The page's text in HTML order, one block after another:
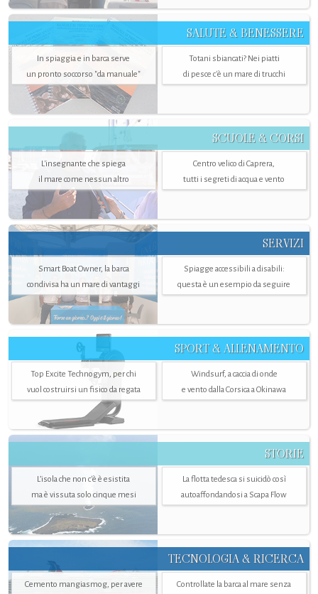
SALUTE & BENESSERE
In spiaggia e in barca serve
un pronto soccorso "da manuale"
Totani sbiancati? Nei piatti
di pesce c'è un mare di trucchi
SCUOLE & CORSI
L'insegnante che spiega
il mare come nessun altro
Centro velico di Caprera,
tutti i segreti di acqua e vento
SERVIZI
Smart Boat Owner, la barca
condivisa ha un mare di vantaggi
Spiagge accessibili a disabili:
questa è un esempio da seguire
SPORT & ALLENAMENTO
Top Excite Technogym, per chi
vuol costruirsi un fisico da regata
Windsurf, a caccia di onde
e vento dalla Corsica a Okinawa
STORIE
L’isola che non c'è è esistita
ma è vissuta solo cinque mesi
La flotta tedesca si suicidò così
autoaffondandosi a Scapa Flow
TECNOLOGIA & RICERCA
Cemento mangiasmog, per avere
Controllate la barca al mare senza